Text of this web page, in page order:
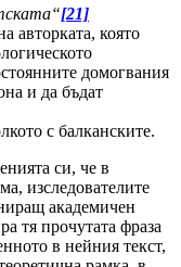
[21]
авторката, която
домогвания
и да бъдат
с балканските.
си, че в
изследователите
академичен
тя прочутата фраза
в нейния текст,